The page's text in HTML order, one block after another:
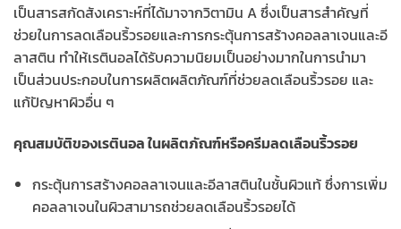
เป็นสารสกัดสังเคราะห์ที่ได้มาจากวิตามิน A ซึ่งเป็นสารสำคัญที่
ช่วยในการลดเลือนริ้วรอยและการกระตุ้นการสร้างคอลลาเจนและอี
ลาสติน ทำให้เรตินอลได้รับความนิยมเป็นอย่างมากในการนำมา
เป็นส่วนประกอบในการผลิตผลิตภัณฑ์ที่ช่วยลดเลือนริ้วรอย และ
แก้ปัญหาผิวอื่น ๆ
คุณสมบัติของเรตินอล ในผลิตภัณฑ์หรือครีมลดเลือนริ้วรอย
กระตุ้นการสร้างคอลลาเจนและอีลาสตินในชั้นผิวแท้ ซึ่งการเพิ่ม
คอลลาเจนในผิวสามารถช่วยลดเลือนริ้วรอยได้